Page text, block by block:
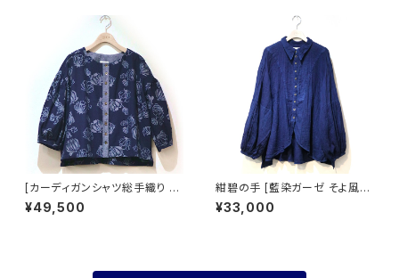
[カーディガンシャツ総手織り バ
ルーン袖] 藍染手織り 蓮華乱舞
柄 久留米絣使用 池田絣工房
¥49,500
紺碧の手 [藍染ガーゼ そよ風ス
テッチのガーゼシャツ 長袖] 天
然藍染×国産ガーゼ ※職人手染
¥33,000